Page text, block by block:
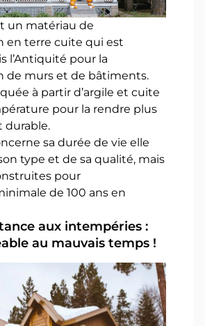
un matériau de
en terre cuite qui est
l’Antiquité pour la
de murs et de bâtiments.
à partir d’argile et cuite
pour la rendre plus
durable.
sa durée de vie elle
type et de sa qualité, mais
pour
de 100 ans en
aux intempéries :
au mauvais temps !